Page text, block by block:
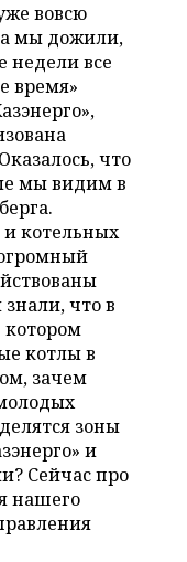
вовсю
мы дожили,
недели все
время»
что
мы видим в
и котельных
что в
котором
котлы в
зачем
зоны
и
Сейчас про
нашего